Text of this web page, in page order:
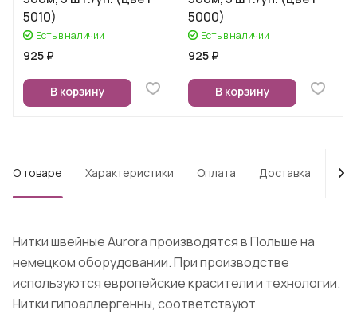
5010)
Есть в наличии
925 ₽
В корзину
5000)
Есть в наличии
925 ₽
В корзину
О товаре Характеристики Оплата Доставка
Нитки швейные Aurora производятся в Польше на
немецком оборудовании. При производстве
используются европейские красители и технологии.
Нитки гипоаллергенны, соответствуют